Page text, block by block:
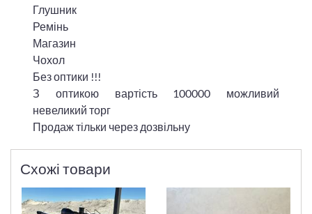
Глушник
Ремінь
Магазин
Чохол
Без оптики !!!
З оптикою вартість 100000 можливий
невеликий торг
Продаж тільки через дозвільну
Схожі товари